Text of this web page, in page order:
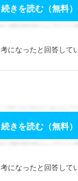
続きを読む（無料）
になったと回答して
続きを読む（無料）
になったと回答して